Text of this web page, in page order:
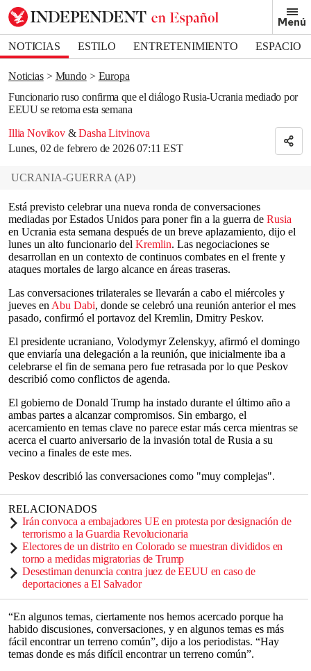
Menú
NOTICIAS ESTILO ENTRETENIMIENTO
ESPACIO
DEPORTES
Noticias Mundo
Europa
Funcionario ruso confirma que el diálogo Rusia-Ucrania mediado por
EEUU se retoma esta semana
Illia Novikov & Dasha Litvinova
Lunes, 02 de febrero de 2026 07:11 EST
Bookmark popover
Removed from bookmarks
Close popover
UCRANIA-GUERRA (AP)
Está previsto celebrar una nueva ronda de conversaciones
mediadas por Estados Unidos para poner fin a la guerra de Rusia
en Ucrania esta semana después de un breve aplazamiento, dijo el
lunes un alto funcionario del Kremlin. Las negociaciones se
desarrollan en un contexto de continuos combates en el frente y
ataques mortales de largo alcance en áreas traseras.
Las conversaciones trilaterales se llevarán a cabo el miércoles y
jueves en Abu Dabi, donde se celebró una reunión anterior el mes
pasado, confirmó el portavoz del Kremlin, Dmitry Peskov.
El presidente ucraniano, Volodymyr Zelenskyy, afirmó el domingo
que enviaría una delegación a la reunión, que inicialmente iba a
celebrarse el fin de semana pero fue retrasada por lo que Peskov
describió como conflictos de agenda.
El gobierno de Donald Trump ha instado durante el último año a
ambas partes a alcanzar compromisos. Sin embargo, el
acercamiento en temas clave no parece estar más cerca mientras se
acerca el cuarto aniversario de la invasión total de Rusia a su
vecino a finales de este mes.
Peskov describió las conversaciones como "muy complejas".
RELACIONADOS
Irán convoca a embajadores UE en protesta por designación de
terrorismo a la Guardia Revolucionaria
Electores de un distrito en Colorado se muestran divididos en
torno a medidas migratorias de Trump
Desestiman denuncia contra juez de EEUU en caso de
deportaciones a El Salvador
“En algunos temas, ciertamente nos hemos acercado porque ha
habido discusiones, conversaciones, y en algunos temas es más
fácil encontrar un terreno común”, dijo a los periodistas. “Hay
temas donde es más difícil encontrar un terreno común”.